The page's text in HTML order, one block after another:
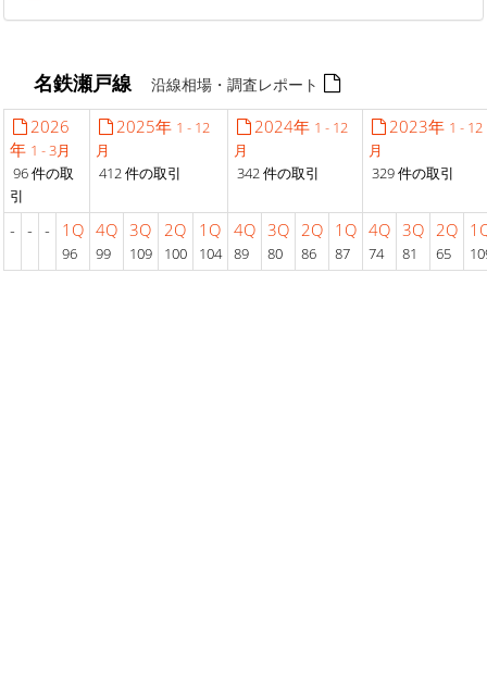
名鉄瀬戸線沿線相場・調査レポート
2026
年 1 - 3月
96 件の取
引
2025年 1 - 12
月
412 件の取引
2024年 1 - 12
月
342 件の取引
2023年 1 - 12
月
329 件の取引
- - - 1Q
96
4Q
99
3Q
109
2Q
100
1Q
104
4Q
89
3Q
80
2Q
86
1Q
87
4Q
74
3Q
81
2Q
65